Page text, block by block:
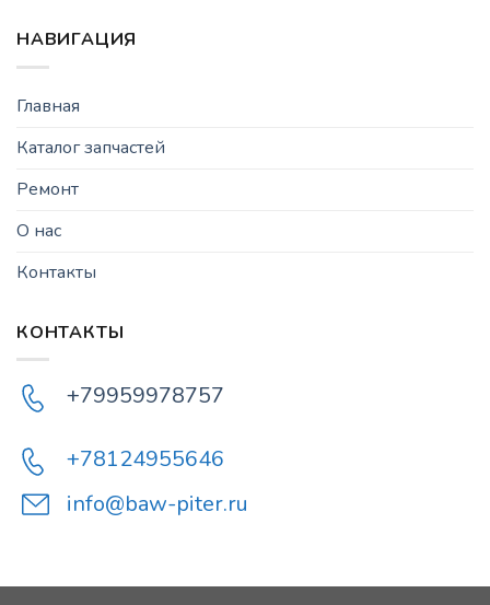
НАВИГАЦИЯ
Главная
Каталог запчастей
Ремонт
О нас
Контакты
КОНТАКТЫ
+79959978757
+78124955646
info@baw-piter.ru